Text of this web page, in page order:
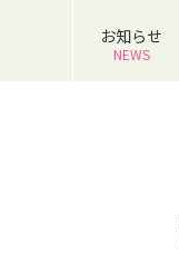
お知らせ
NEWS